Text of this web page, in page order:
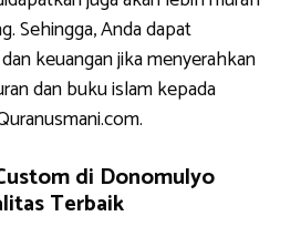
Sehingga, Anda dapat
keuangan jika menyerahkan
dan buku islam kepada
di Donomulyo
Terbaik